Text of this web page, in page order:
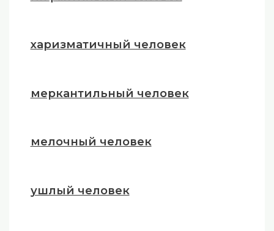
харизматичный человек
меркантильный человек
мелочный человек
ушлый человек